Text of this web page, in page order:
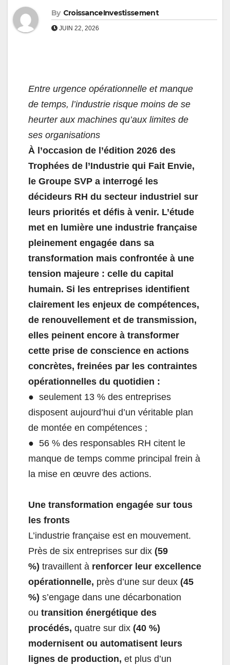
By CroissanceInvestissement
JUIN 22, 2026
Entre urgence opérationnelle et manque
de temps, l’industrie risque moins de se
heurter aux machines qu’aux limites de
ses organisations
À l’occasion de l’édition 2026 des
Trophées de l’Industrie qui Fait Envie,
le Groupe SVP a interrogé les
décideurs RH du secteur industriel sur
leurs priorités et défis à venir. L’étude
met en lumière une industrie française
pleinement engagée dans sa
transformation mais confrontée à une
tension majeure : celle du capital
humain. Si les entreprises identifient
clairement les enjeux de compétences,
de renouvellement et de transmission,
elles peinent encore à transformer
cette prise de conscience en actions
concrètes, freinées par les contraintes
opérationnelles du quotidien :
● seulement 13 % des entreprises
disposent aujourd’hui d’un véritable plan
de montée en compétences ;
● 56 % des responsables RH citent le
manque de temps comme principal frein à
la mise en œuvre des actions.
Une transformation engagée sur tous
les fronts
L’industrie française est en mouvement.
Près de six entreprises sur dix (59
%) travaillent à renforcer leur excellence
opérationnelle, près d’une sur deux (45
%) s’engage dans une décarbonation
ou transition énergétique des
procédés, quatre sur dix (40 %)
modernisent ou automatisent leurs
lignes de production, et plus d’un